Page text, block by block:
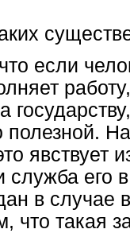
если
полезной.
явствует
служба его
в случае
что такая